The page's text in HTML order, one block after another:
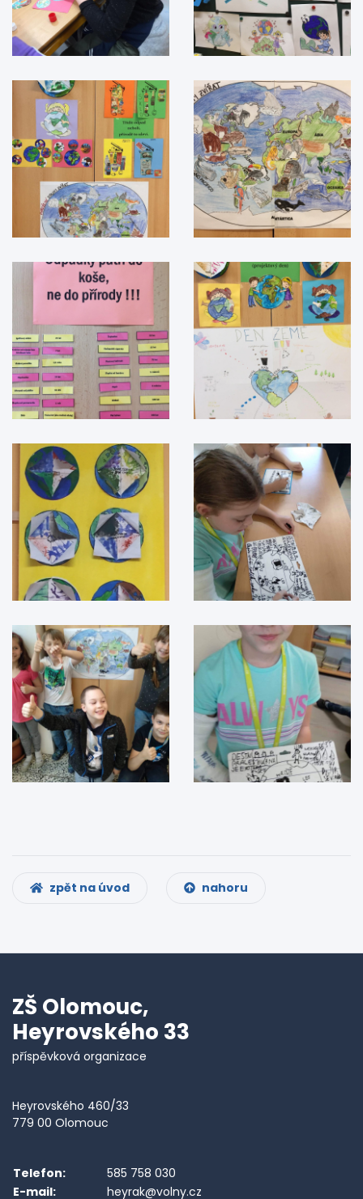
zpět na úvod nahoru
ZŠ Olomouc,
Heyrovského 33
příspěvková organizace
Heyrovského 460/33
779 00 Olomouc
Telefon:
585 758 030
E-mail:
heyrak@volny.cz